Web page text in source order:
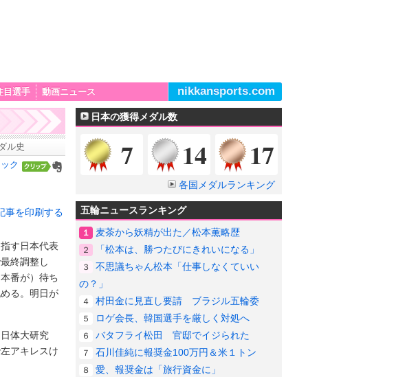
目選手 動画ニュース nikkansports.com
ル史
ク
事を印刷する
す日本代表
終調整し
番が）待ち
る。明日が
体大研究
アキレスけ
日本の獲得メダル数
金メダル
7 銀メダル
14 17
各国メダルランキング
五輪ニュースランキング
１ 麦茶から妖精が出た／松本薫略歴
２ 「松本は、勝つたびにきれいになる」
３
不思議ちゃん松本「仕事しなくていい
の？」
４ 村田金に見直し要請 ブラジル五輪委
５ ロゲ会長、韓国選手を厳しく対処へ
６ バタフライ松田 官邸でイジられた
７ 石川佳純に報奨金100万円＆米１トン
８ 愛、報奨金は「旅行資金に」